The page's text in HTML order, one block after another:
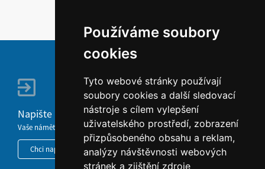
Používáme soubory
cookies
Tyto webové stránky používají
soubory cookies a další sledovací
nástroje s cílem vylepšení
uživatelského prostředí, zobrazení
přizpůsobeného obsahu a reklam,
analýzy návštěvnosti webových
stránek a zjištění zdroje
Napište nám
Vaše náměty, komentáře, připomínky a dotazy nezůstanou bez odezvy.
Chci napsat MKČR